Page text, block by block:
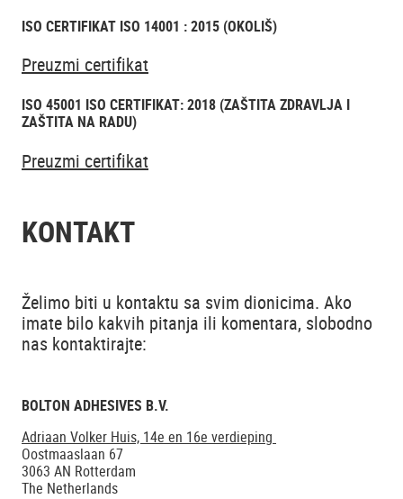
ISO CERTIFIKAT ISO 14001 : 2015 (OKOLIŠ)
Preuzmi certifikat
ISO 45001 ISO CERTIFIKAT: 2018 (ZAŠTITA ZDRAVLJA I
ZAŠTITA NA RADU)
Preuzmi certifikat
KONTAKT
Želimo biti u kontaktu sa svim dionicima. Ako
imate bilo kakvih pitanja ili komentara, slobodno
nas kontaktirajte:
BOLTON ADHESIVES B.V.
Adriaan Volker Huis, 14e en 16e verdieping
Oostmaaslaan 67
3063 AN Rotterdam
The Netherlands